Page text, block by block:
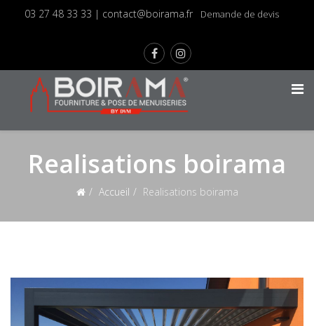
03 27 48 33 33 | contact@boirama.fr Demande de devis
Realisations boirama
Accueil Realisations boirama